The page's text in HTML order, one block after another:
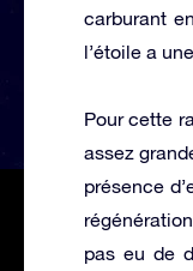
carburant
l’étoile a
Pour cette
assez
présence
pas eu de